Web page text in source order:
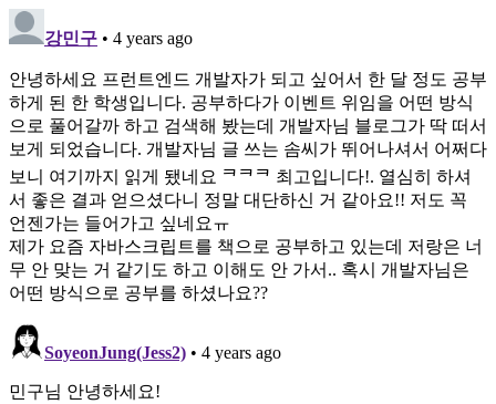
강민구 • 4 years ago
안녕하세요 프런트엔드 개발자가 되고 싶어서 한 달 정도 공부
하게 된 한 학생입니다. 공부하다가 이벤트 위임을 어떤 방식
으로 풀어갈까 하고 검색해 봤는데 개발자님 블로그가 딱 떠서
보게 되었습니다. 개발자님 글 쓰는 솜씨가 뛰어나셔서 어쩌다
보니 여기까지 읽게 됐네요 ᄏᄏᄏ 최고입니다!. 열심히 하셔
서 좋은 결과 얻으셨다니 정말 대단하신 거 같아요!! 저도 꼭
언젠가는 들어가고 싶네요ㅠ
제가 요즘 자바스크립트를 책으로 공부하고 있는데 저랑은 너
무 안 맞는 거 같기도 하고 이해도 안 가서.. 혹시 개발자님은
어떤 방식으로 공부를 하셨나요??
SoyeonJung(Jess2) • 4 years ago
민구님 안녕하세요!